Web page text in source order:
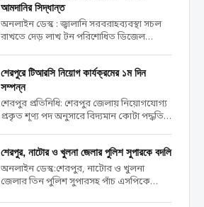
আমদানির সিদ্ধান্ত
অনলাইন ডেস্ক : জ্বালানি সরবরাহব্যবস্থা সচল
রাখতে দেড় লাখ টন পরিশোধিত ডিজেল
এপ্রিল) ক্রয়সংক্রান্ত মন্ত্রিসভা কমিটির বৈঠকে
‘জরুরি চাহিদা পূরণের জন্য’...
শেরপুরে টিআরসি নিয়োগ কার্যক্রমের ১ম দিন
সম্পন্ন
শেরপুর প্রতিনিধি: শেরপুর জেলায় নিয়োগযোগ্য
প্রকৃত শূণ্য পদ অনুসারে বিদ্যমান কোটা পদ্ধতি
লক্ষ্যে আজ সকাল ৮ টা থেকে শেরপুর জেলার
প্রার্থীদের পুলিশ লাইন্স মাঠে...
শেরপুর, নাটোর ও খুলনা জেলার পুলিশ সুপারকে বদলি
অনলাইন ডেস্ক:শেরপুর, নাটোর ও খুলনা
জেলার তিন পুলিশ সুপারসহ পাঁচ এসপিকে